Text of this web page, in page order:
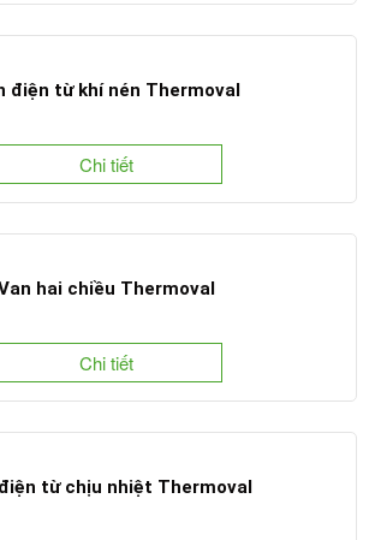
điện từ khí nén Thermoval
Chi tiết
hai chiều Thermoval
Chi tiết
từ chịu nhiệt Thermoval